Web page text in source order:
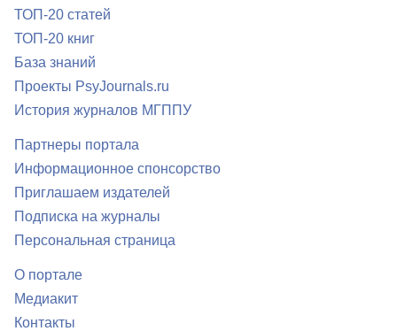
ТОП-20 статей
ТОП-20 книг
База знаний
Проекты PsyJournals.ru
История журналов МГППУ
Партнеры портала
Информационное спонсорство
Приглашаем издателей
Подписка на журналы
Персональная страница
О портале
Медиакит
Контакты